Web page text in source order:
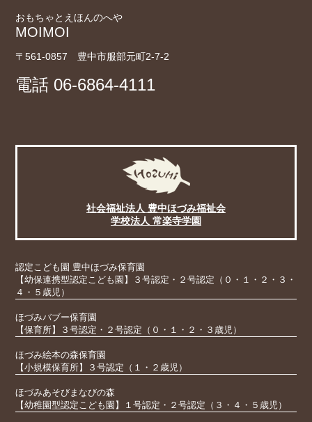
おもちゃとえほんのへや
MOIMOI
〒561-0857 豊中市服部元町2-7-2
電話 06-6864-4111
社会福祉法人 豊中ほづみ福祉会
学校法人 常楽寺学園
認定こども園 豊中ほづみ保育園
【幼保連携型認定こども園】３号認定・２号認定（０・１・２・３・
４・５歳児）
ほづみバブー保育園
【保育所】３号認定・２号認定（０・１・２・３歳児）
ほづみ絵本の森保育園
【小規模保育所】３号認定（１・２歳児）
ほづみあそびまなびの森
【幼稚園型認定こども園】１号認定・２号認定（３・４・５歳児）